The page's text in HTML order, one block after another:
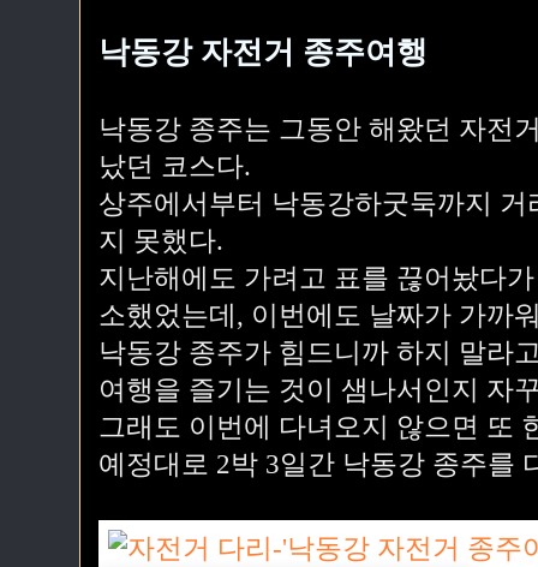
낙동강 자전거 종주여행
낙동강 종주는 그동안 해왔던 자전
났던 코스다.
상주에서부터 낙동강하굿둑까지
지 못했다.
지난해에도 가려고 표를 끊어놨다
소했었는데, 이번에도 날짜가 가까
낙동강 종주가 힘드니까 하지 말라
여행을 즐기는 것이 샘나서인지 자
그래도 이번에 다녀오지 않으면 또
예정대로 2박 3일간 낙동강 종주를